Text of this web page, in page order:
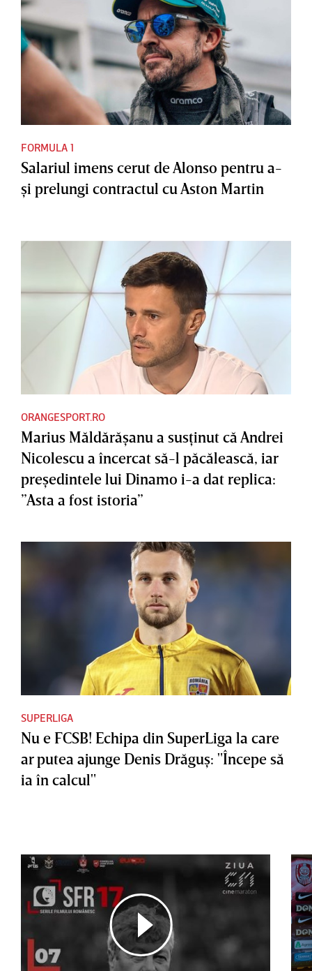
FORMULA 1
Salariul imens cerut de Alonso pentru a-
şi prelungi contractul cu Aston Martin
ORANGESPORT.RO
Marius Măldărăşanu a susţinut că Andrei
Nicolescu a încercat să-l păcălească, iar
preşedintele lui Dinamo i-a dat replica:
”Asta a fost istoria”
SUPERLIGA
Nu e FCSB! Echipa din SuperLiga la care
ar putea ajunge Denis Drăguş: "Începe să
ia în calcul"